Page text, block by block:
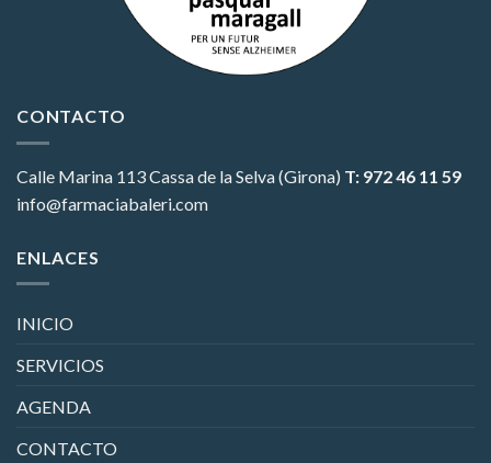
CONTACTO
Calle Marina 113Cassa de la Selva (Girona) T: 972 46 11 59
info@farmaciabaleri.com
ENLACES
INICIO
SERVICIOS
AGENDA
CONTACTO